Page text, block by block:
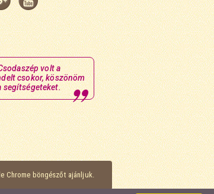
volt a
csokor, köszönöm
segítségeteket.
Chrome böngészőt ajánljuk.